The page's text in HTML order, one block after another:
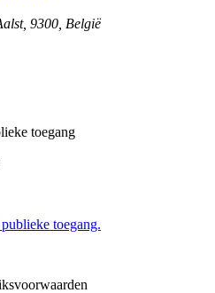
, 9300 België
toegang
toegang.